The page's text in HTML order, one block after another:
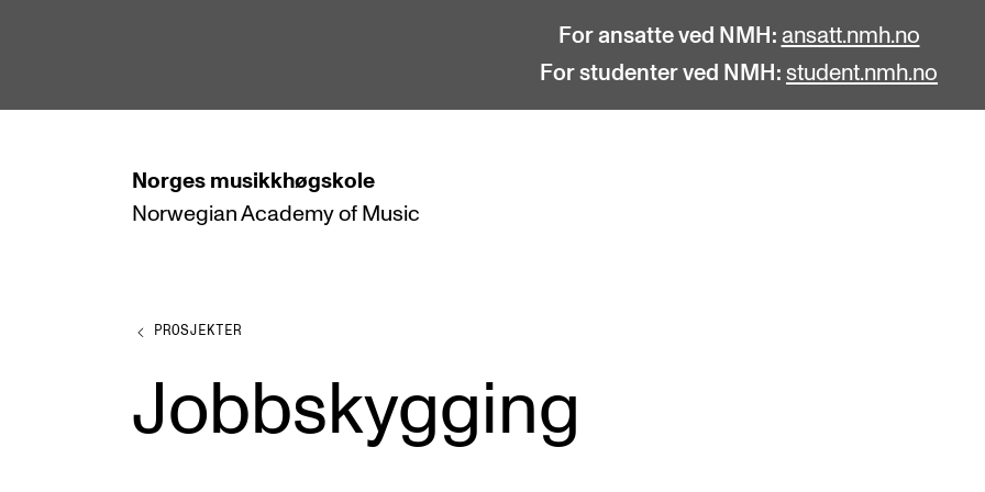
For ansatte ved NMH: ansatt.nmh.no
For studenter ved NMH: student.nmh.no
Norges musikkhøgskole
Norwegian Academy of Music
STUDIER
Bachelor
Doktorgrad
Årsstudium og videreutdanning
Salane våre
Studentutvalet SUT (student.nmh.no)
PROSJEKTER
Jobbskygging